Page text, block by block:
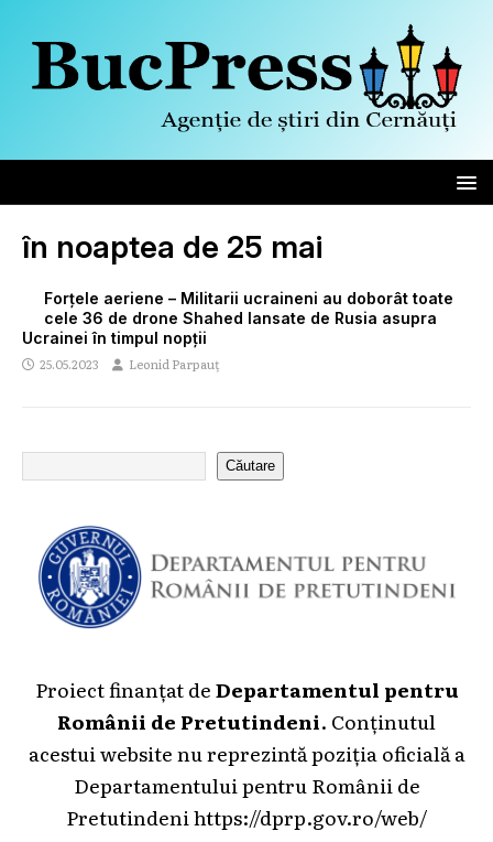
în noaptea de 25 mai
Forțele aeriene – Militarii ucraineni au doborât toate
cele 36 de drone Shahed lansate de Rusia asupra
Ucrainei în timpul nopții
25.05.2023 Leonid Parpauț
Căutare
Proiect finanțat deDepartamentul pentru
Românii de Pretutindeni. Conținutul
acestui website nu reprezintă poziția oficială a
Departamentului pentru Românii de
Pretutindeni https://dprp.gov.ro/web/